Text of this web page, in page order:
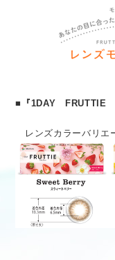
■『1DAY FRUTTIE
レンズカラーバリエ